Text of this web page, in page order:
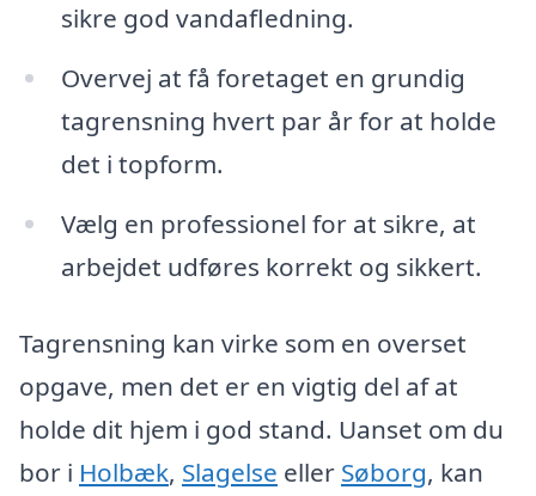
sikre god vandafledning.
Overvej at få foretaget en grundig
tagrensning hvert par år for at holde
det i topform.
Vælg en professionel for at sikre, at
arbejdet udføres korrekt og sikkert.
Tagrensning kan virke som en overset
opgave, men det er en vigtig del af at
holde dit hjem i god stand. Uanset om du
bor i Holbæk, Slagelse eller Søborg, kan